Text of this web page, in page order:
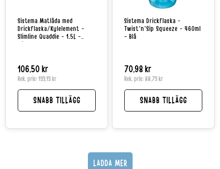
Sistema Matlåda med
Drickflaska/Kylelement -
Slimline Quaddie - 1.5L -
Normalpris
106,50 kr
Rek. pris: 133,13 kr
SNABB TILLÄGG
Sistema Drickflaska -
Twist'n'Sip Squeeze - 460ml
- Blå
Normalpris
70,98 kr
Rek. pris: 88,73 kr
SNABB TILLÄGG
LADDA MER